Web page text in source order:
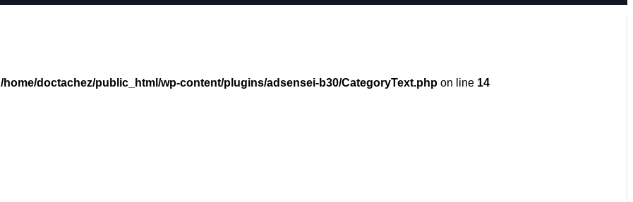
/home/doctachez/public_html/wp-content/plugins/adsensei-b30/CategoryText.php on line 14